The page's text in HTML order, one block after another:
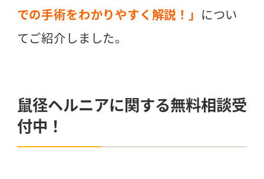
での手術をわかりやすく解説！」 につい
てご紹介しました。
鼠径ヘルニアに関する無料相談受
付中！